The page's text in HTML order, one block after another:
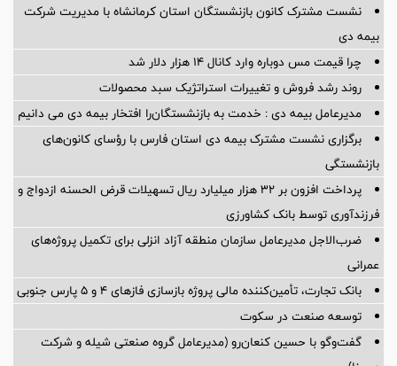
نشست مشترک کانون بازنشستگان استان کرمانشاه با مدیریت شرکت
بیمه دی
چرا قیمت مس دوباره وارد کانال ۱۴ هزار دلار شد
روند رشد فروش و تغییرات استراتژیک سبد محصولات
مدیرعامل بیمه دی : خدمت به بازنشستگان‌را افتخار بیمه دی می دانیم
برگزاری نشست مشترک بیمه دی استان فارس با رؤسای کانون‌های
بازنشستگی
پرداخت افزون بر 32 هزار میلیارد ریال تسهیلات قرض الحسنه ازدواج و
فرزندآوری توسط بانک کشاورزی
ضرب‌الاجل مدیرعامل سازمان منطقه آزاد انزلی برای تكمیل پروژه‌های
عمرانی
بانک تجارت، تأمین‌کننده مالی پروژه بازسازی فازهای ۴ و ۵ پارس جنوبی
توسعه صنعت در سکوت
گفت‌وگو با حسین كنعان‌رو (مدیرعامل گروه صنعتی شیله و شركت